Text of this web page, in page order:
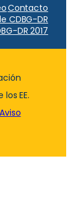
Contacto
CDBG-DR
DR 2017
EE.
Aviso